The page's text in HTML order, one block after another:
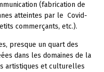
(fabrication de
atteintes par le Covid-
commerçants, etc.).
presque un quart des
dans les domaines de la
artistiques et culturelles